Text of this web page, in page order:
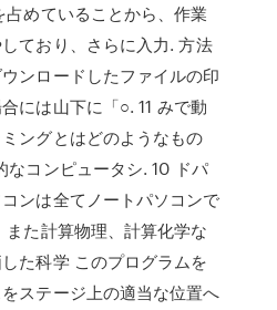
めていることから、作業
ており、さらに入力. 方法
ンロードしたファイルの印
には山下に「○. 11 みで動
ングとはどのようなもの
コンピュータシ. 10 ドパ
ンは全てノートパソコンで
た計算物理、計算化学な
た科学 このプログラムを
ステージ上の適当な位置へ